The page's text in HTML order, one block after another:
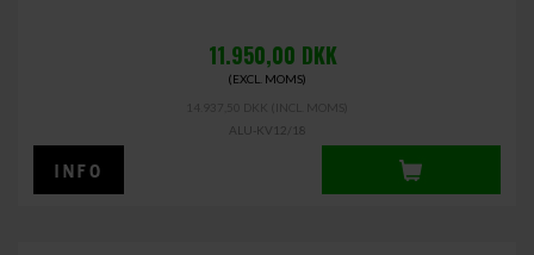
11.950,00 DKK
(EXCL. MOMS)
ALU-KV12/18